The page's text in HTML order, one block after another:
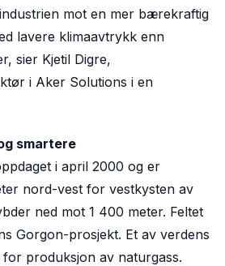
mot en mer bærekraftig
lavere klimaavtrykk enn
sier Kjetil Digre,
i Aker Solutions i en
smartere
i april 2000 og er
nord-vest for vestkysten av
ned mot 1 400 meter. Feltet
Gorgon-prosjekt. Et av verdens
produksjon av naturgass.